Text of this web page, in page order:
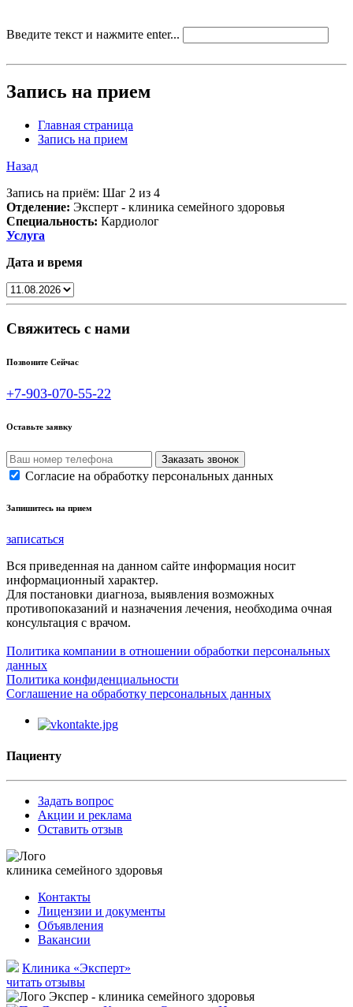
Введите текст и нажмите enter...
Запись на прием
Главная страница
Запись на прием
Назад
Запись на приём: Шаг 2 из 4
Отделение: Эксперт - клиника семейного здоровья
Специальность: Кардиолог
Услуга
Дата и время
Свяжитесь с нами
Позвоните Сейчас
+7-903-070-55-22
Оставьте заявку
Согласие на обработку персональных данных
Запишитесь на прием
записаться
Вся приведенная на данном сайте информация носит
информационный характер.
Для постановки диагноза, выявления возможных
противопоказаний и назначения лечения, необходима очная
консультация с врачом.
Политика компании в отношении обработки персональных
данных
Политика конфиденциальности
Соглашение на обработку персональных данных
Пациенту
Задать вопрос
Акции и реклама
Оставить отзыв
клиника семейного здоровья
Контакты
Лицензии и документы
Объявления
Вакансии
Клиника «Эксперт»
читать отзывы